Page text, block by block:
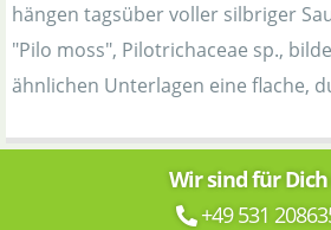
hängen tagsüber voller silbriger
"Pilo moss", Pilotrichaceae sp.,
ähnlichen Unterlagen eine flache,
Wir sind für Dich
+49 531